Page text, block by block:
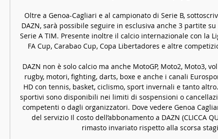
Oltre a Genoa-Cagliari e al campionato di Serie B,
DAZN, sarà possibile seguire in esclusiva anche 3 partite
Serie A TIM. Presente inoltre il calcio internazionale con la
FA Cup, Carabao Cup, Copa Libertadores e altre
DAZN non è solo calcio ma anche MotoGP, Moto2, Moto3,
rugby, motori, fighting, darts, boxe e anche i canali
HD con tennis, basket, ciclismo, sport invernali e tanto
sportivi sono disponibili nei limiti di sospensioni o
competenti o dagli organizzatori. Dove vedere Genoa
del servizio Il costo dell’abbonamento a DAZN (CLICCA
rimasto invariato rispetto alla scorsa